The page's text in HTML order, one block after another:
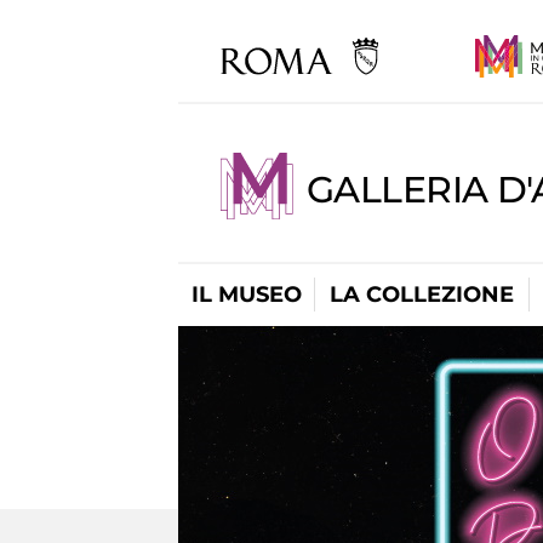
GALLERIA
IL MUSEO LA COLLEZIONE